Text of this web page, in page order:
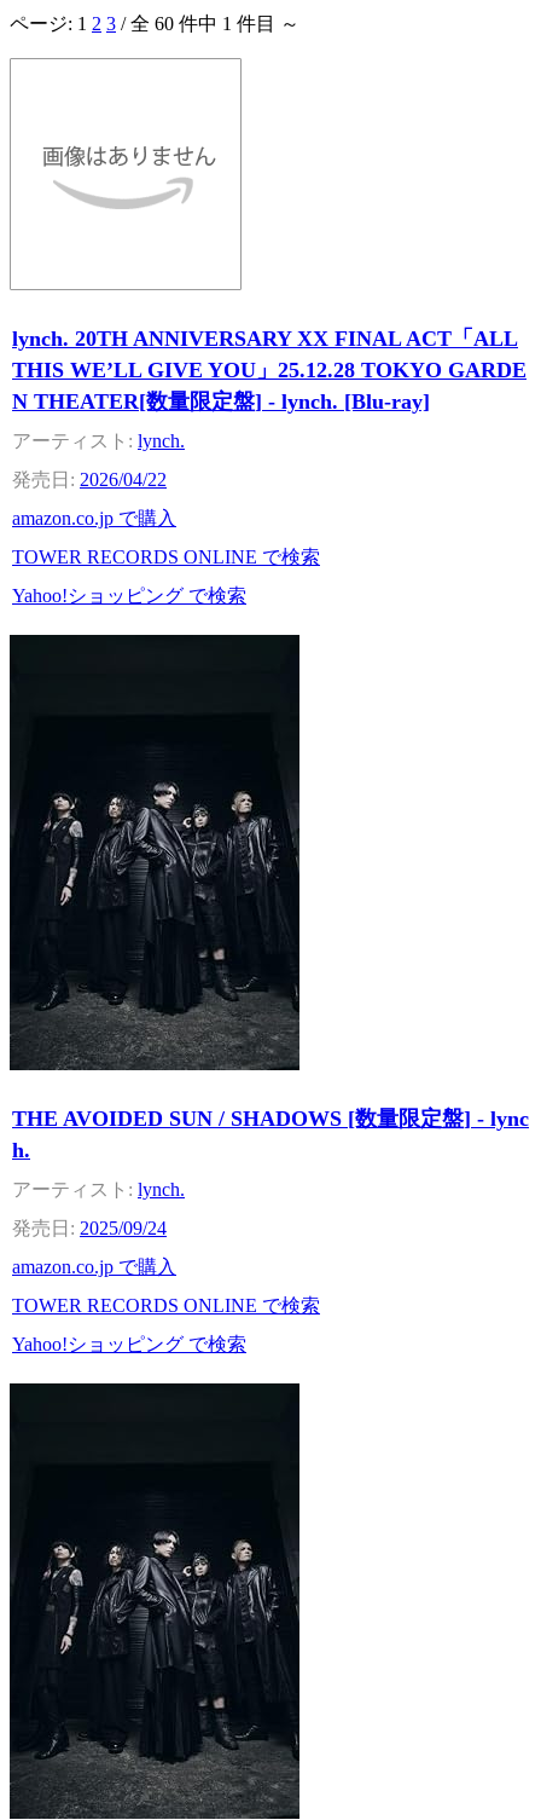
ページ: 1 2 3 / 全 60 件中 1 件目 ～
lynch. 20TH ANNIVERSARY XX FINAL ACT「ALL
THIS WE’LL GIVE YOU」25.12.28 TOKYO GARDE
N THEATER[数量限定盤] - lynch. [Blu-ray]
lynch.
2026/04/22
amazon.co.jp で購入
TOWER RECORDS ONLINE で検索
Yahoo!ショッピング で検索
THE AVOIDED SUN / SHADOWS [数量限定盤] - lync
h.
lynch.
2025/09/24
amazon.co.jp で購入
TOWER RECORDS ONLINE で検索
Yahoo!ショッピング で検索